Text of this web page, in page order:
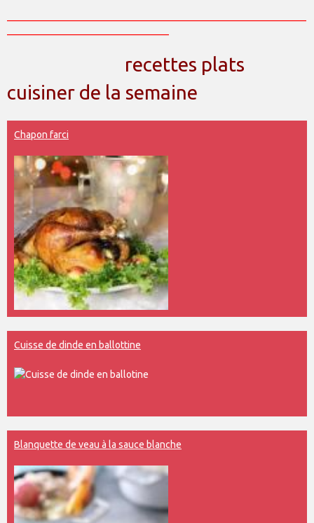
recettes plats
cuisiner de la semaine
Chapon farci
Cuisse de dinde en ballottine
Blanquette de veau à la sauce blanche